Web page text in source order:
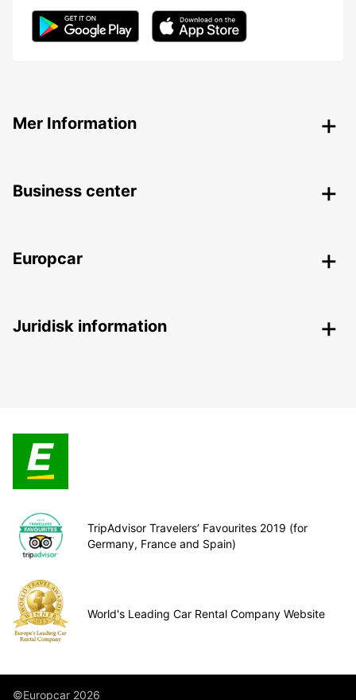
Mer Information
Business center
Europcar
Juridisk information
TripAdvisor Travelers’ Favourites 2019 (for
Germany, France and Spain)
World's Leading Car Rental Company Website
©Europcar 2026